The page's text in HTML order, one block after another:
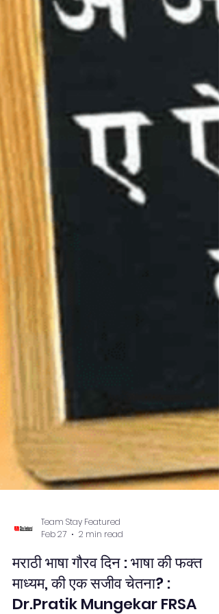
Team Stay Featured
Feb 27
2 min read